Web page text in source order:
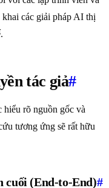
các giải pháp AI thị
tác giả#
hiểu rõ nguồn gốc và
tương ứng sẽ rất hữu
cuối (End-to-End)#